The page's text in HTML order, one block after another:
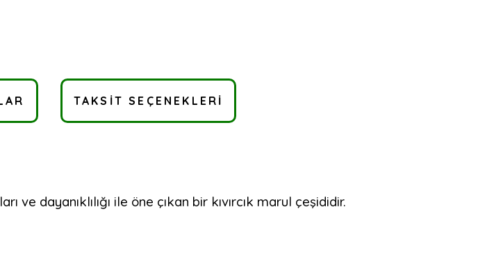
TAKSIT SEÇENEKLERI
ve dayanıklılığı ile öne çıkan bir kıvırcık marul çeşididir.